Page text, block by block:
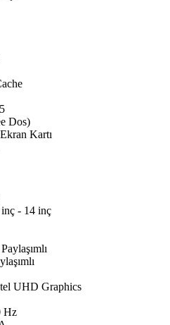
Dos)
Kartı
inç - 14 inç
UHD Graphics
Hz